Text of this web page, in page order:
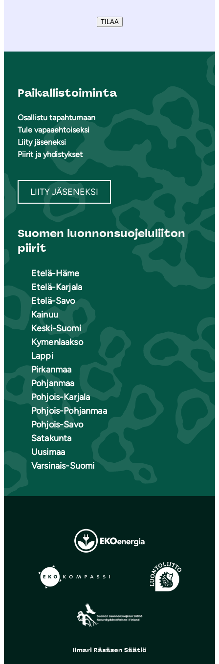
TILAA
Paikallistoiminta
Osallistu tapahtumaan
Tule vapaaehtoiseksi
Liity jäseneksi
Piirit ja yhdistykset
LIITY JÄSENEKSI
Suomen luonnonsuojeluliiton
piirit
Etelä-Häme
Etelä-Karjala
Etelä-Savo
Kainuu
Keski-Suomi
Kymenlaakso
Lappi
Pirkanmaa
Pohjanmaa
Pohjois-Karjala
Pohjois-Pohjanmaa
Pohjois-Savo
Satakunta
Uusimaa
Varsinais-Suomi